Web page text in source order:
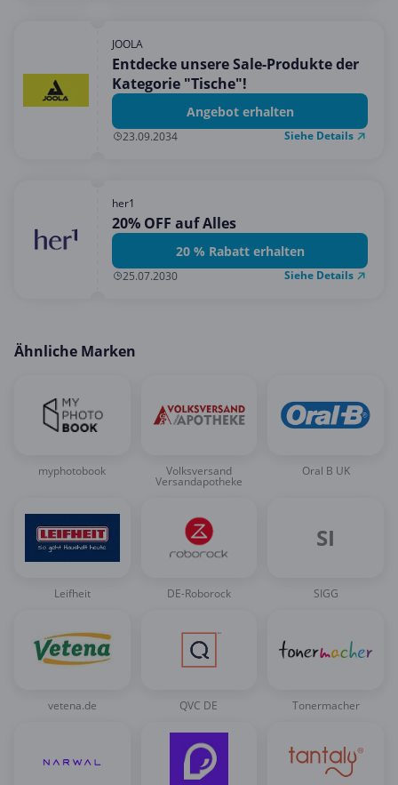
JOOLA
Entdecke unsere Sale-Produkte der
Kategorie "Tische"!
Angebot erhalten
23.09.2034 Siehe Details
her1
20% OFF auf Alles
20 % Rabatt erhalten
25.07.2030 Siehe Details
Ähnliche Marken
myphotobook Volksversand
Versandapotheke
Oral B UK
Leifheit DE-Roborock
SI
SIGG
vetena.de QVC DE Tonermacher